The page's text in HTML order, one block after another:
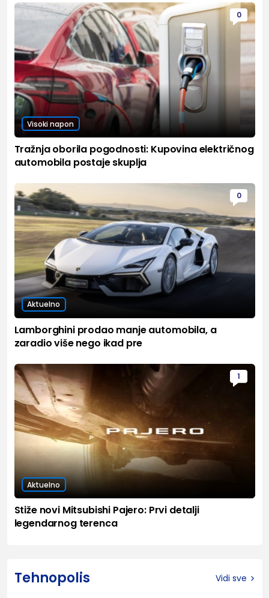
0
Visoki napon
Tražnja oborila pogodnosti: Kupovina električnog
automobila postaje skuplja
0
Aktuelno
Lamborghini prodao manje automobila, a
zaradio više nego ikad pre
1
Aktuelno
Stiže novi Mitsubishi Pajero: Prvi detalji
legendarnog terenca
Tehnopolis Vidi sve